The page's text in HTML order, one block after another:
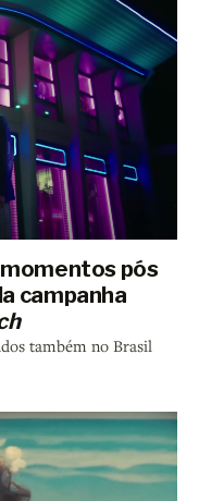
pós
campanha
também no Brasil